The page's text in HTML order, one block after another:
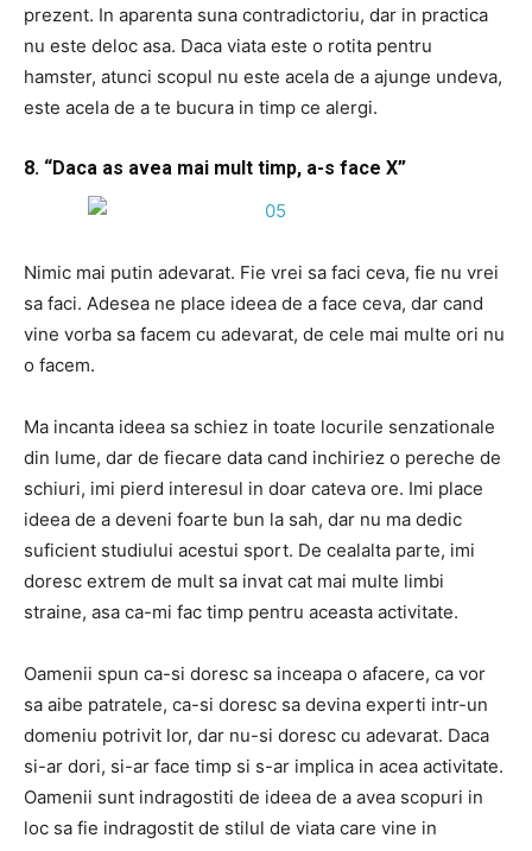
prezent. In aparenta suna contradictoriu, dar in practica
nu este deloc asa. Daca viata este o rotita pentru
hamster, atunci scopul nu este acela de a ajunge undeva,
este acela de a te bucura in timp ce alergi.
8. “Daca as avea mai mult timp, a-s face X”
Nimic mai putin adevarat. Fie vrei sa faci ceva, fie nu vrei
sa faci. Adesea ne place ideea de a face ceva, dar cand
vine vorba sa facem cu adevarat, de cele mai multe ori nu
o facem.
Ma incanta ideea sa schiez in toate locurile senzationale
din lume, dar de fiecare data cand inchiriez o pereche de
schiuri, imi pierd interesul in doar cateva ore. Imi place
ideea de a deveni foarte bun la sah, dar nu ma dedic
suficient studiului acestui sport. De cealalta parte, imi
doresc extrem de mult sa invat cat mai multe limbi
straine, asa ca-mi fac timp pentru aceasta activitate.
Oamenii spun ca-si doresc sa inceapa o afacere, ca vor
sa aibe patratele, ca-si doresc sa devina experti intr-un
domeniu potrivit lor, dar nu-si doresc cu adevarat. Daca
si-ar dori, si-ar face timp si s-ar implica in acea activitate.
Oamenii sunt indragostiti de ideea de a avea scopuri in
loc sa fie indragostit de stilul de viata care vine in